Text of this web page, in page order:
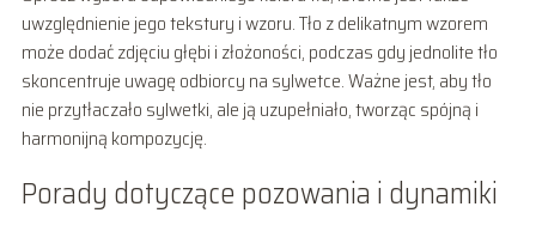
uwzględnienie jego tekstury i wzoru. Tło z delikatnym wzorem
może dodać zdjęciu głębi i złożoności, podczas gdy jednolite tło
skoncentruje uwagę odbiorcy na sylwetce. Ważne jest, aby tło
nie przytłaczało sylwetki, ale ją uzupełniało, tworząc spójną i
harmonijną kompozycję.
Porady dotyczące pozowania i dynamiki